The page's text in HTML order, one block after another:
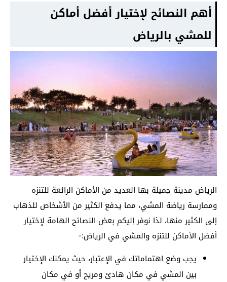
أهم النصائح لإختيار أفضل أماكن
للمشي بالرياض
الرياض مدينة جميلة بها العديد من الأماكن الرائعة للتنزه
وممارسة رياضة المشي، مما يدفع الكثير من الأشخاص للذهاب
إلى الكثير منها، لذا نوفر إليكم بعض النصائح الهامة لإختيار
أفضل الأماكن للتنزه والمشي في الرياض:-
يجب وضع اهتماماتك في الإعتبار، حيث يمكنك الإختيار
بين المشي في مكان هادئ ومريح أو في مكان